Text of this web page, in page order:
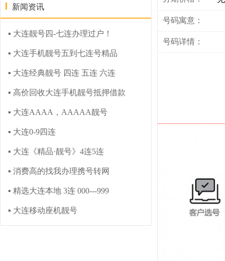
号码寓意：
号码详情：
新闻资讯
▪ 大连靓号四-七连办理过户！
▪ 大连手机靓号五到七连号精品
▪ 大连经典靓号 四连 五连 六连
▪ 高价回收大连手机靓号抵押借款
▪ 大连AAAA，AAAAA靓号
▪ 大连0-9四连
▪ 大连《精品·靓号》4连5连
▪ 消费高的找我办理携号转网
▪ 精选大连本地 3连 000---999
▪ 大连移动座机靓号